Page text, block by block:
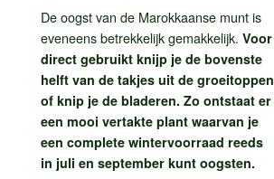
De oogst van de Marokkaanse munt is
eveneens betrekkelijk gemakkelijk. Voor
direct gebruikt knijp je de bovenste
helft van de takjes uit de groeitoppen
of knip je de bladeren. Zo ontstaat er
een mooi vertakte plant waarvan je
een complete wintervoorraad reeds
in juli en september kunt oogsten.